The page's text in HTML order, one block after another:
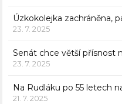
Úzkokolejka zachráněna,
23. 7. 2025
Senát chce větší přísnost
23. 7. 2025
Na Rudláku po 55 letech
21. 7. 2025